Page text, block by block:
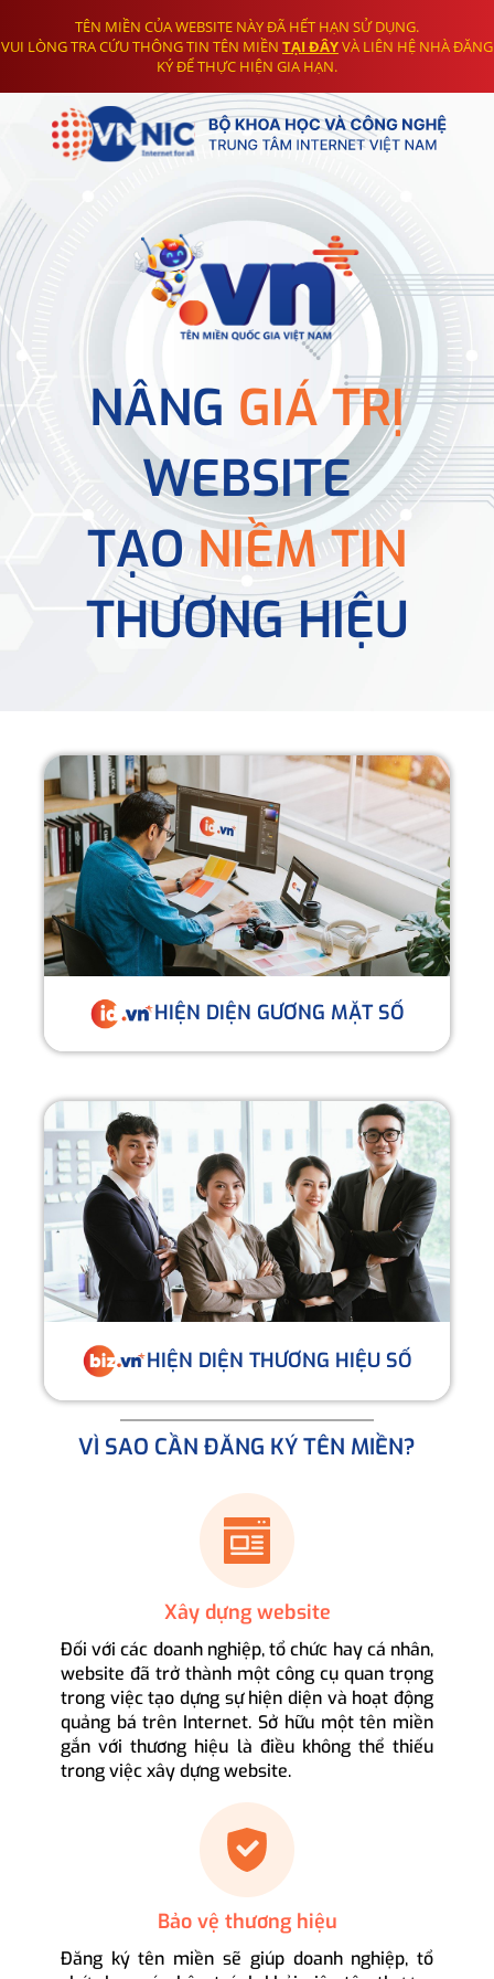
TÊN MIỀN CỦA WEBSITE NÀY ĐÃ HẾT HẠN SỬ DỤNG.
VUI LÒNG TRA CỨU THÔNG TIN TÊN MIỀN TẠI ĐÂYVÀ LIÊN HỆ NHÀ ĐĂNG
KÝ ĐỂ THỰC HIỆN GIA HẠN.
NÂNG GIÁ TRỊ
WEBSITE
TẠONIỀM TIN
THƯƠNG HIỆU
HIỆN DIỆN GƯƠNG MẶT SỐ
HIỆN DIỆN THƯƠNG HIỆU SỐ
VÌ SAO CẦN ĐĂNG KÝ TÊN MIỀN?
Xây dựng website
Đối với các doanh nghiệp, tổ chức hay cá nhân,
website đã trở thành một công cụ quan trọng
trong việc tạo dựng sự hiện diện và hoạt động
quảng bá trên Internet. Sở hữu một tên miền
gắn với thương hiệu là điều không thể thiếu
trong việc xây dựng website.
Bảo vệ thương hiệu
Đăng ký tên miền sẽ giúp doanh nghiệp, tổ